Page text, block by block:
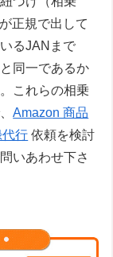
正規で出して
るJANまで
同一であるか
これらの相乗
Amazon 商品
行 依頼を検討
いあわせ下さ